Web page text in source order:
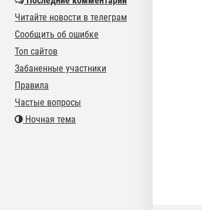
Читайте новости в телеграм
Сообщить об ошибке
Топ сайтов
Забаненные участники
Правила
Частые вопросы
Ночная тема